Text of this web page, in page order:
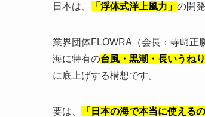
日本は、 「浮体式洋上風力」 の開
業界団体FLOWRA（会長：寺﨑正
海に特有の台風・黒潮・長いうねり
に底上げする構想です。
要は、 「日本の海で本当に使える